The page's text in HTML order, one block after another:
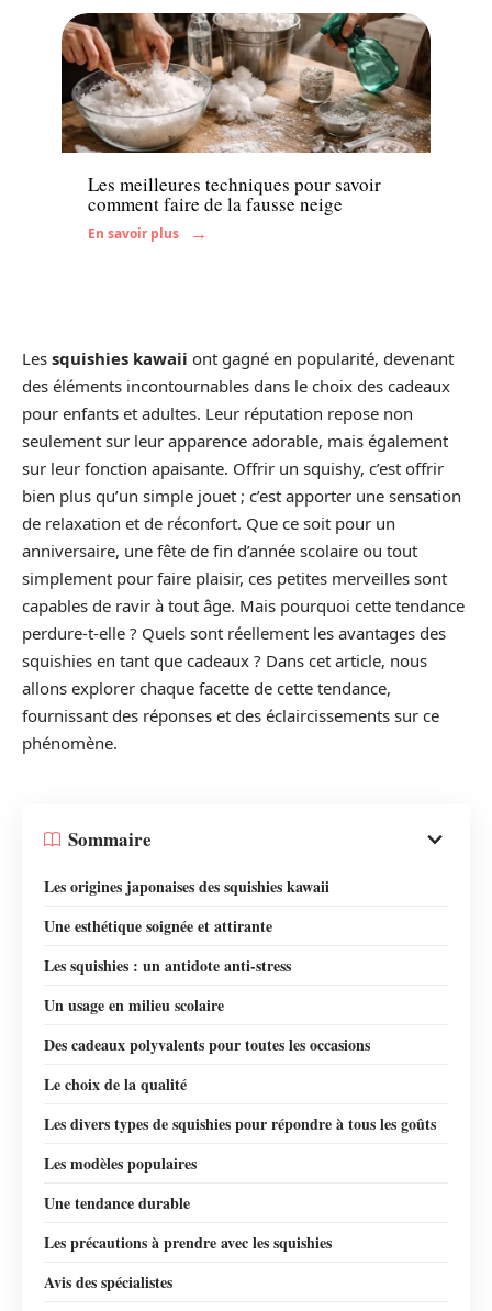
Famille
Les meilleures techniques pour savoir
comment faire de la fausse neige
En savoir plus
Les squishies kawaii ont gagné en popularité, devenant
des éléments incontournables dans le choix des cadeaux
pour enfants et adultes. Leur réputation repose non
seulement sur leur apparence adorable, mais également
sur leur fonction apaisante. Offrir un squishy, c’est offrir
bien plus qu’un simple jouet ; c’est apporter une sensation
de relaxation et de réconfort. Que ce soit pour un
anniversaire, une fête de fin d’année scolaire ou tout
simplement pour faire plaisir, ces petites merveilles sont
capables de ravir à tout âge. Mais pourquoi cette tendance
perdure-t-elle ? Quels sont réellement les avantages des
squishies en tant que cadeaux ? Dans cet article, nous
allons explorer chaque facette de cette tendance,
fournissant des réponses et des éclaircissements sur ce
phénomène.
Sommaire
Les origines japonaises des squishies kawaii
Une esthétique soignée et attirante
Les squishies : un antidote anti-stress
Un usage en milieu scolaire
Des cadeaux polyvalents pour toutes les occasions
Le choix de la qualité
Les divers types de squishies pour répondre à tous les goûts
Les modèles populaires
Une tendance durable
Les précautions à prendre avec les squishies
Avis des spécialistes